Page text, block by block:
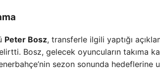
Peter Bosz, transferle ilgili yaptığı
Bosz, gelecek oyuncuların takıma
sezon sonunda hedeflerine